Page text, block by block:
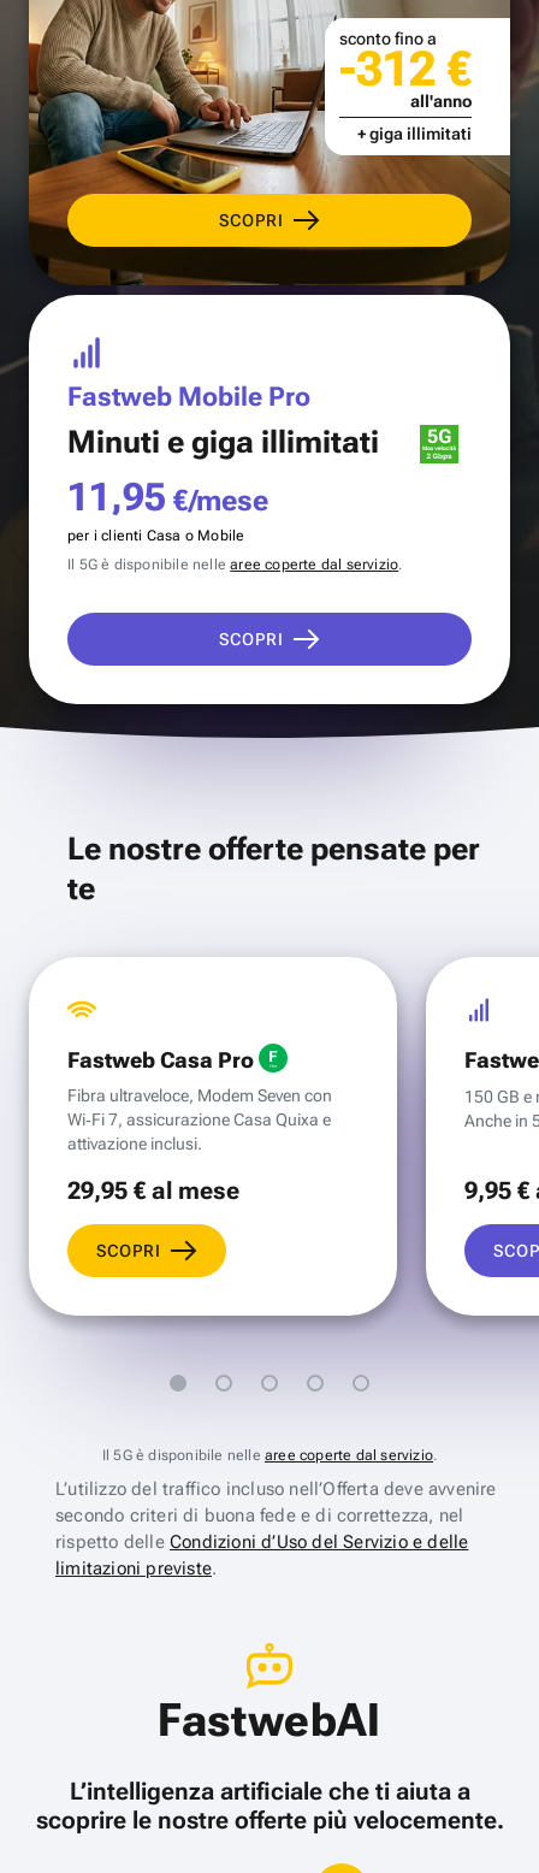
SCOPRI
sconto fino a
-312 €
all'anno
+ giga illimitati
Fastweb Mobile Pro
Minuti e giga illimitati
11,95 €/mese
per i clienti Casa o Mobile
Il 5G è disponibile nellearee coperte dal servizio.
SCOPRI
Le nostre offerte pensate per
te
Fastweb Casa Pro
Fibra ultraveloce, Modem Seven con
Wi‑Fi 7, assicurazione Casa Quixa e
attivazione inclusi.
29,95 €al mese
SCOPRI
150 GB e
Anche in
9,95 €
Il 5G è disponibile nelle aree coperte dal servizio.
L’utilizzo del traffico incluso nell’Offerta deve avvenire
secondo criteri di buona fede e di correttezza, nel
rispetto delle Condizioni d’Uso del Servizio e delle
limitazioni previste.
FastwebAI
L’intelligenza artificiale che ti aiuta a
scoprire le nostre offerte più velocemente.